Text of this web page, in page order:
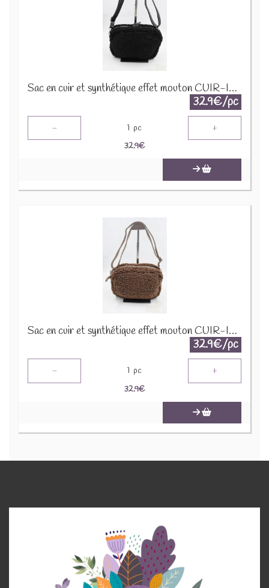
Sac en cuir et synthétique effet mouton CUIR-IT-939 Noir
32.9€/pc
- 1 pc +
32.9€
Sac en cuir et synthétique effet mouton CUIR-IT-939 Marron foncé
32.9€/pc
- 1 pc +
32.9€